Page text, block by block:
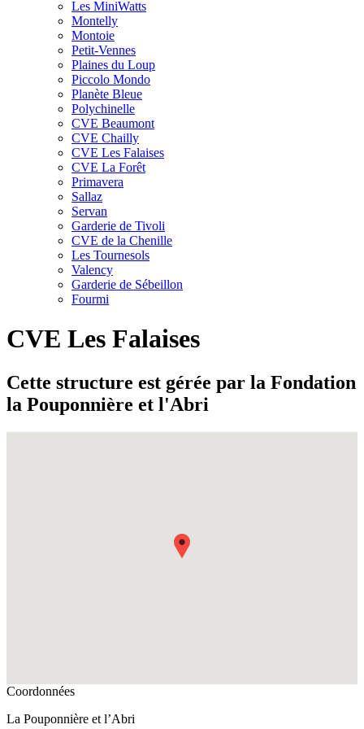
Les MiniWatts
Montelly
Montoie
Petit-Vennes
Plaines du Loup
Piccolo Mondo
Planète Bleue
Polychinelle
CVE Beaumont
CVE Chailly
CVE Les Falaises
CVE La Forêt
Primavera
Sallaz
Servan
Garderie de Tivoli
CVE de la Chenille
Les Tournesols
Valency
Garderie de Sébeillon
Fourmi
CVE Les Falaises
Cette structure est gérée par la Fondation
la Pouponnière et l'Abri
Coordonnées
La Pouponnière et l’Abri